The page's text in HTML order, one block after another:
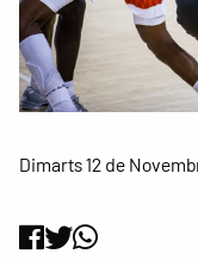
Dimarts 12 de